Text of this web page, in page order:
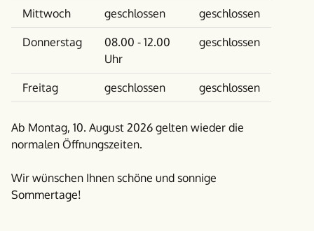
Mittwoch geschlossen geschlossen
Donnerstag
08.00 - 12.00
Uhr
geschlossen
Freitag geschlossen geschlossen
Ab Montag, 10. August 2026 gelten wieder die
normalen Öffnungszeiten.
Wir wünschen Ihnen schöne und sonnige
Sommertage!